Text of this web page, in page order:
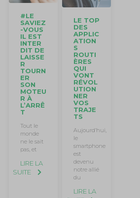
#LE
SAVIEZ
-VOUS
IL EST
INTER
DIT DE
LAISSE
R
TOURN
ER
SON
MOTEU
R À
L’ARRÊ
T
Tout le
monde
ne le sait
pas, et
LIRE LA
SUITE
LE TOP
DES
APPLIC
ATION
S
ROUTI
ÈRES
QUI
VONT
RÉVOL
UTION
NER
VOS
TRAJE
TS
Aujourd’hui,
le
smartphone
est
devenu
notre allié
du
LIRE LA